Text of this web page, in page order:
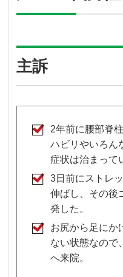
主訴
2年前に腰部脊
ハビリやいろん
症状は治まって
3日前にストレ
伸ばし、その後
発した。
お尻から足にか
ない状態なので
へ来院。